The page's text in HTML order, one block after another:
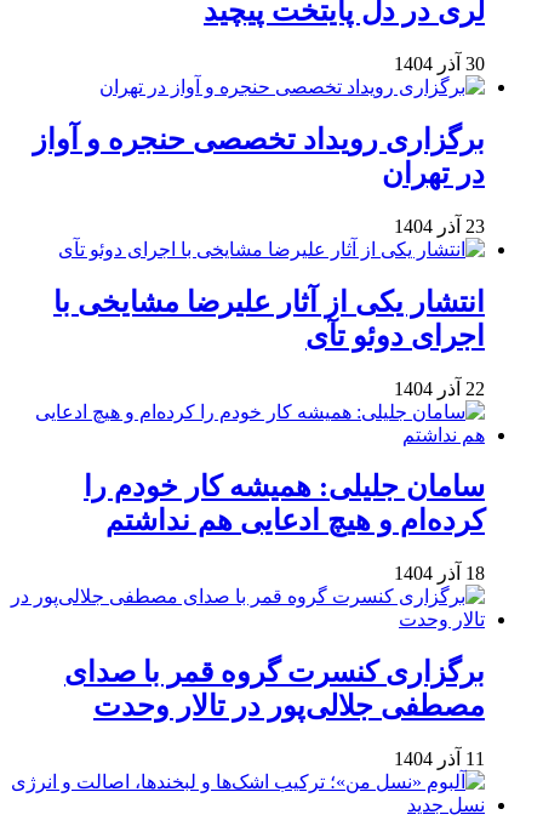
لری در دل پایتخت پیچید
30 آذر 1404
برگزاری رویداد تخصصی حنجره و آواز
در تهران
23 آذر 1404
انتشار یکی از آثار علیرضا مشایخی با
اجرای دوئو تآی
22 آذر 1404
سامان جلیلی: همیشه کار خودم را
کرده‌ام و هیچ ادعایی هم نداشتم
18 آذر 1404
برگزاری کنسرت گروه قمر با صدای
مصطفی جلالی‌پور در تالار وحدت
11 آذر 1404